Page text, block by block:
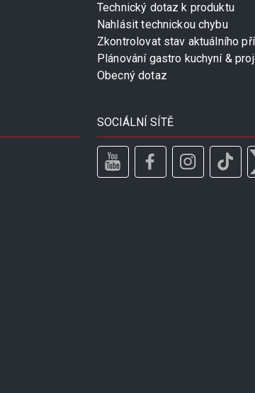
Technický dotaz k produktu
Nahlásit technickou chybu
Zkontrolovat stav aktuálního
Plánování gastro kuchyní &
Obecný dotaz
SOCIÁLNÍ SÍTĚ